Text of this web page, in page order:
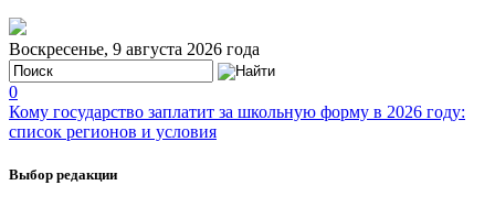
Воскресенье, 9 августа 2026 года
0
Кому государство заплатит за школьную форму в 2026 году:
список регионов и условия
Выбор редакции